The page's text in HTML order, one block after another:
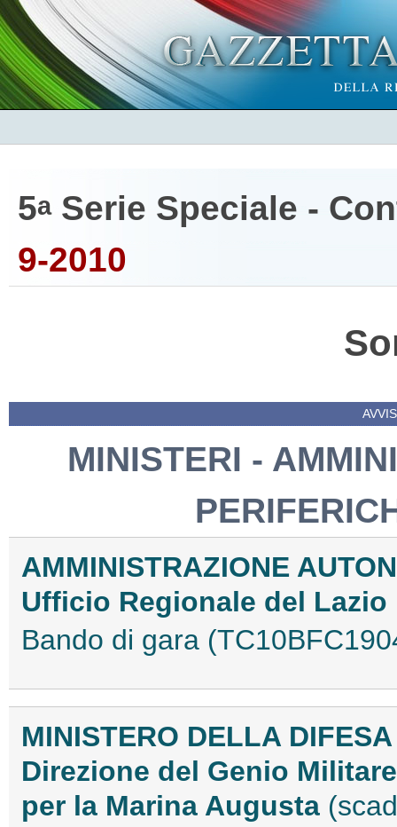
5aSerie Speciale -
9-2010
MINISTERI -
AMMINISTRAZIONE
Ufficio Regionale del Lazio
Bando di gara
MINISTERO DELLA DIFESA
Direzione del Genio Militare
per la Marina Augusta